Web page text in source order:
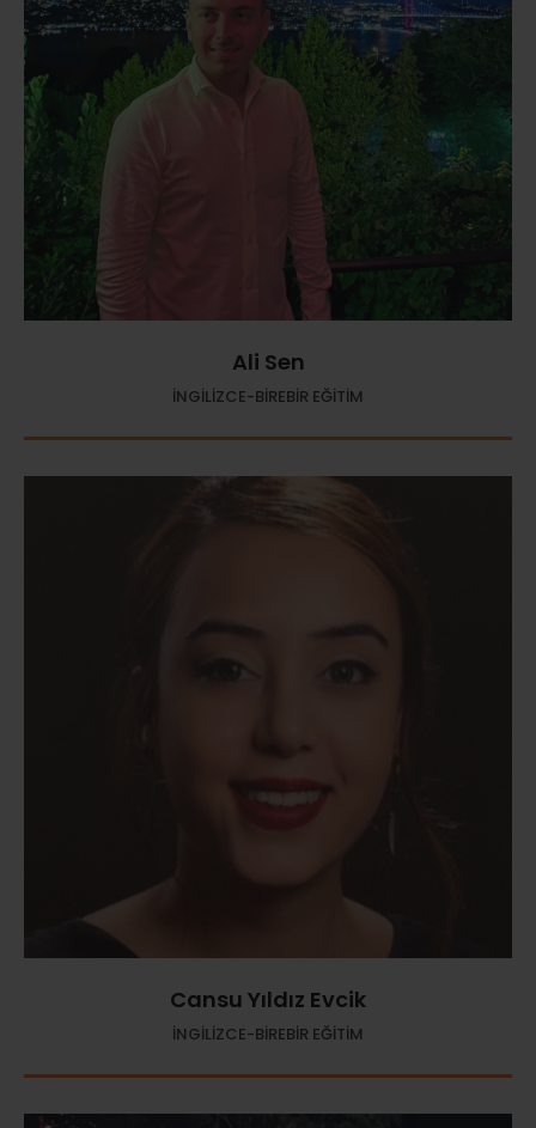
Ali Sen
İNGİLİZCE-BİREBİR EĞİTİM
Cansu Yıldız Evcik
İNGİLİZCE-BİREBİR EĞİTİM